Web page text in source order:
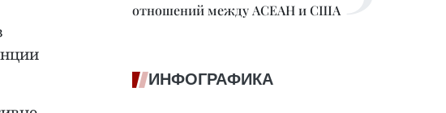
отношений между АСЕАН и США
ИНФОГРАФИКА